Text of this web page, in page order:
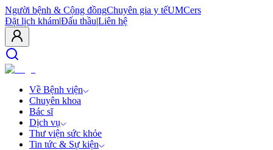
Người bệnh & Cộng đồngChuyên gia y tếUMCers
Đặt lịch khám|Đấu thầu|Liên hệ
Về Bệnh viện
Chuyên khoa
Bác sĩ
Dịch vụ
Thư viện sức khỏe
Tin tức & Sự kiện